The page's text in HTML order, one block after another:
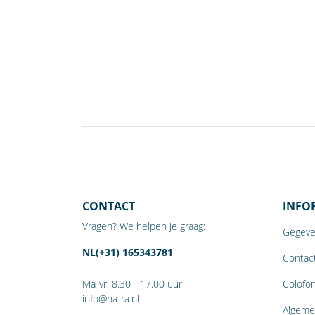
CONTACT
Vragen? We helpen je graag:
NL(+31) 165343781
Ma-vr. 8.30 - 17.00 uur
info@ha-ra.nl